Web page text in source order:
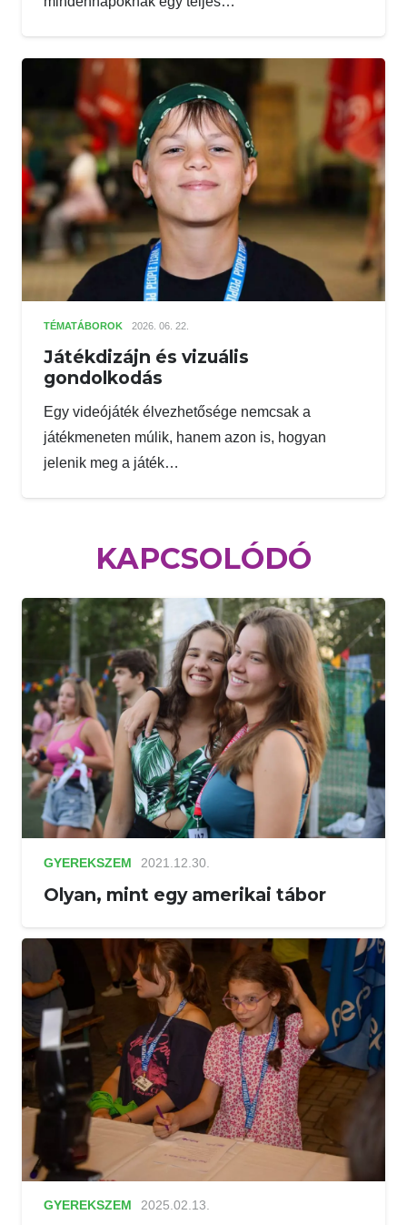
TÉMATÁBOROK 2026. 06. 22.
Játékdizájn és vizuális
gondolkodás
Egy videójáték élvezhetősége nemcsak a
játékmeneten múlik, hanem azon is, hogyan
jelenik meg a játék…
KAPCSOLÓDÓ
GYEREKSZEM 2021.12.30.
Olyan, mint egy amerikai tábor
GYEREKSZEM 2025.02.13.